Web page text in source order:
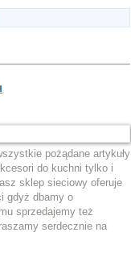
pożądane artykuły
do kuchni tylko i
sklep sieciowy oferuje
gdyż dbamy o
sprzedajemy też
serdecznie na